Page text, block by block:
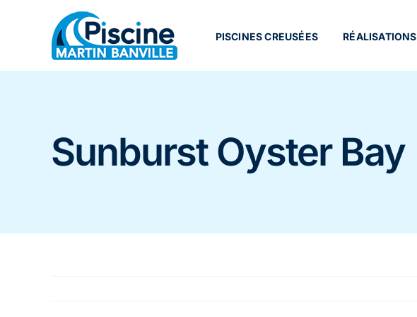
PISCINES CREUSÉES RÉALISATIONS
Sunburst Oyster Bay